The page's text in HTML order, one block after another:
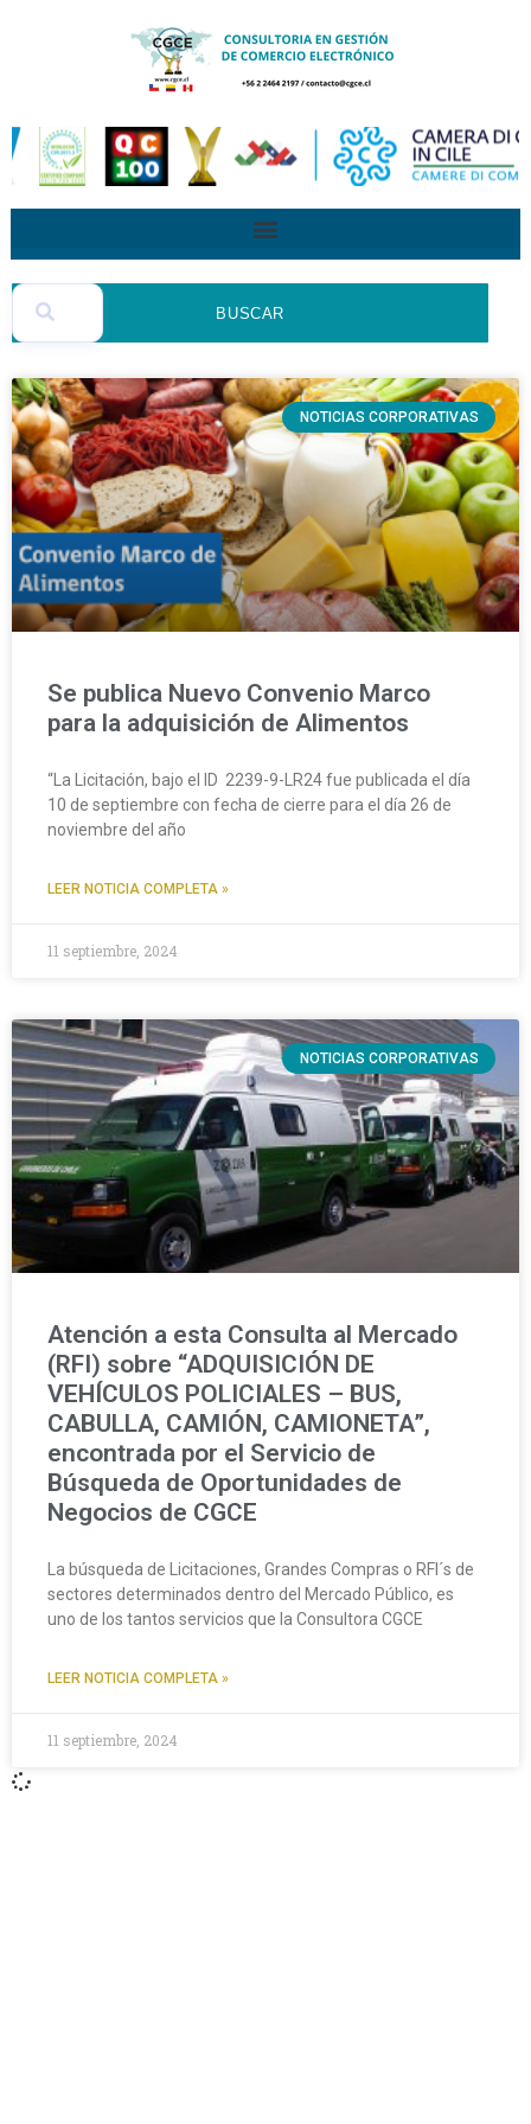
BUSCAR
NOTICIAS CORPORATIVAS
Se publica Nuevo Convenio Marco
para la adquisición de Alimentos
“La Licitación, bajo el ID 2239-9-LR24 fue publicada el día
10 de septiembre con fecha de cierre para el día 26 de
noviembre del año
LEER NOTICIA COMPLETA »
11 septiembre, 2024
NOTICIAS CORPORATIVAS
Atención a esta Consulta al Mercado
(RFI) sobre “ADQUISICIÓN DE
VEHÍCULOS POLICIALES – BUS,
CABULLA, CAMIÓN, CAMIONETA”,
encontrada por el Servicio de
Búsqueda de Oportunidades de
Negocios de CGCE
La búsqueda de Licitaciones, Grandes Compras o RFI´s de
sectores determinados dentro del Mercado Público, es
uno de los tantos servicios que la Consultora CGCE
LEER NOTICIA COMPLETA »
11 septiembre, 2024